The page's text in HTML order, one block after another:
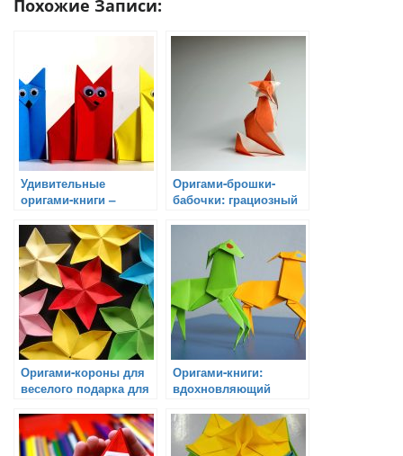
Похожие Записи:
Удивительные
оригами-книги –
подарок для чтения
Оригами-брошки-
бабочки: грациозный
Оригами-короны для
веселого подарка для
Оригами-книги:
вдохновляющий
наполняет жизнь
яркими эмоциями